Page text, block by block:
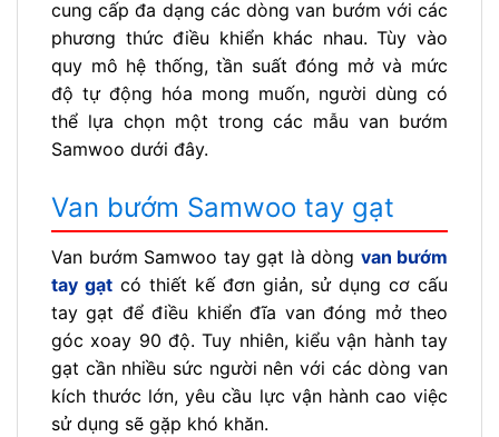
cung cấp đa dạng các dòng van bướm với các
phương thức điều khiển khác nhau. Tùy vào
quy mô hệ thống, tần suất đóng mở và mức
độ tự động hóa mong muốn, người dùng có
thể lựa chọn một trong các mẫu van bướm
Samwoo dưới đây.
Van bướm Samwoo tay gạt
Van bướm Samwoo tay gạt là dòng van bướm
tay gạt có thiết kế đơn giản, sử dụng cơ cấu
tay gạt để điều khiển đĩa van đóng mở theo
góc xoay 90 độ. Tuy nhiên, kiểu vận hành tay
gạt cần nhiều sức người nên với các dòng van
kích thước lớn, yêu cầu lực vận hành cao việc
sử dụng sẽ gặp khó khăn.